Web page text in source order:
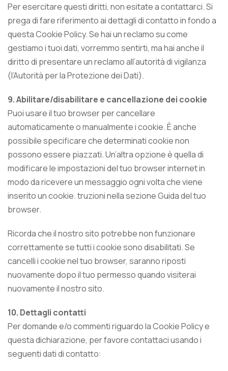
Per esercitare questi diritti, non esitate a contattarci. Si
prega di fare riferimento ai dettagli di contatto in fondo a
questa Cookie Policy. Se hai un reclamo su come
gestiamo i tuoi dati, vorremmo sentirti, ma hai anche il
diritto di presentare un reclamo all’autorità di vigilanza
(l’Autorità per la Protezione dei Dati).
9. Abilitare/disabilitare e cancellazione dei cookie
Puoi usare il tuo browser per cancellare
automaticamente o manualmente i cookie. È anche
possibile specificare che determinati cookie non
possono essere piazzati. Un’altra opzione è quella di
modificare le impostazioni del tuo browser internet in
modo da ricevere un messaggio ogni volta che viene
inserito un cookie. truzioni nella sezione Guida del tuo
browser.
Ricorda che il nostro sito potrebbe non funzionare
correttamente se tutti i cookie sono disabilitati. Se
cancelli i cookie nel tuo browser, saranno riposti
nuovamente dopo il tuo permesso quando visiterai
nuovamente il nostro sito.
10. Dettagli contatti
Per domande e/o commenti riguardo la Cookie Policy e
questa dichiarazione, per favore contattaci usando i
seguenti dati di contatto: